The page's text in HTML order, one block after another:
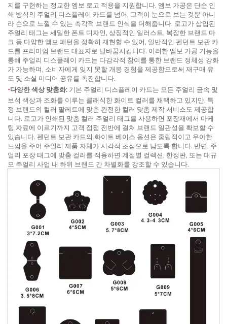
지를 구현하는 정교한 엠보 로고 적용을 지원합니다. 엠보 가공은 단순 인
쇄 방식의 주얼리 디스플레이 카드를 넘어, 고객이 눈으로 보는 것뿐 아니
라 손으로 느낄 수 있는 촉각적 브랜드 인식을 더해줍니다. 로고가 삽입된
주얼리 태그는 세밀한 폰트 디자인, 상징적인 일러스트, 복잡한 브랜드 마
크 등 다양한 엠보 패턴을 정확히 재현할 수 있어, 일반적인 펜던트 보관 카
드를 프리미엄 브랜드 대표자로 탈바꿈시킵니다. 이러한 엠보 가공 기능을
통해 주얼리 디스플레이 카드는 다감각적 참여를 통한 브랜드 정체성 강화
가 가능하며, 소비자에게 잊지 못할 개봉 경험을 제공함으로써 재구매 유
도 및 소셜 미디어 공유를 촉진합니다.
•다양한 색상 맞춤화: 기본 주얼리 디스플레이 카드는 모든 주얼리 금속 및
보석 색상과 조화를 이루는 클래식한 화이트 컬러를 채택하고 있지만, 특
정 브랜드의 컬러 팔레트에 맞춘 완전한 컬러 맞춤 제작 서비스도 제공합
니다. 로고가 인쇄된 맞춤 컬러 주얼리 태그를 사용하면 포장재에서 마케
팅 자료에 이르기까지 고객 접점 전반에 걸쳐 브랜드 일관성을 확보할 수
있습니다. 펜던트 보관 카드의 화이트 베이스 옵션은 중립적이고 우아한
느낌을 주어 주얼리 제품 자체가 시각적 초점으로 남도록 합니다. 반면, 주
얼리 포장 태그에 맞춤 컬러를 적용하면 계절별 컬렉션, 한정판, 또는 대규
모 주얼리 사업 내 하위 브랜드 간 차별화를 강조할 수 있습니다.